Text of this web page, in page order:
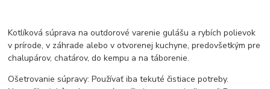
Kotlíková súprava na outdorové varenie gulášu a rybích polievok
v prírode, v záhrade alebo v otvorenej kuchyne, predovšetkým pre
chalupárov, chatárov, do kempu a na táborenie.
Ošetrovanie súpravy: Používať iba tekuté čistiace potreby.